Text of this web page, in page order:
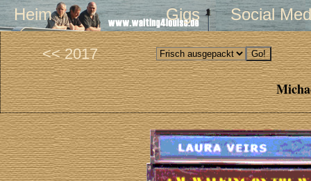
Heim Gigs Social
<< 2017